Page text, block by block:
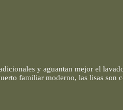
y aguantan mejor el
familiar moderno, las lisas son